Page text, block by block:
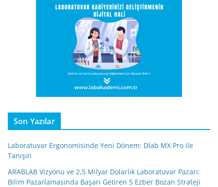
Son Yazılar
Laboratuvar Ergonomisinde Yeni Dönem: Dlab MX Pro ile
Tanışın
ARABLAB Vizyonu ve 2,5 Milyar Dolarlık Laboratuvar Pazarı:
Bilim Pazarlamasında Başarı Getiren 5 Ezber Bozan Strateji